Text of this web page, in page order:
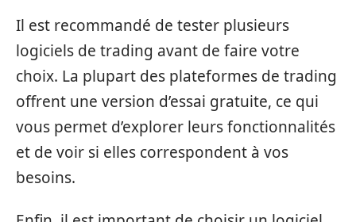
Il est recommandé de tester plusieurs
logiciels de trading avant de faire votre
choix. La plupart des plateformes de trading
offrent une version d’essai gratuite, ce qui
vous permet d’explorer leurs fonctionnalités
et de voir si elles correspondent à vos
besoins.